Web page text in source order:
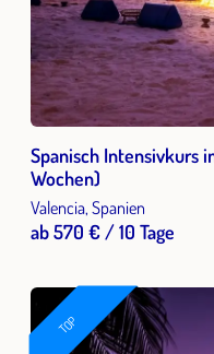
Spanisch Intensivkurs
Wochen)
Valencia, Spanien
ab 570 € / 10 Tage
TOP